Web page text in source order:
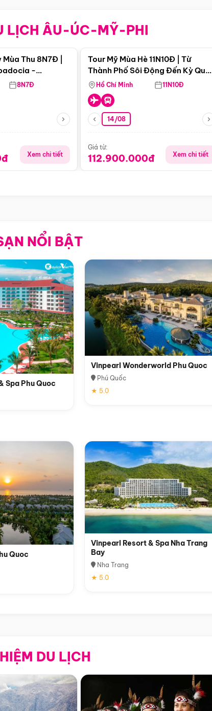
LỊCH ÂU-ÚC-MỸ-PHI
Điểm nổi bật
Thu 8N7Đ |
-
8N7Đ
Xem chi tiết
Tour Mỹ Mùa Hè 11N10Đ | Từ
Thành Phố Sôi Động Đến Kỳ Quan
Thiên Nhiên Mỹ
Hồ Chí Minh 11N10Đ
14/08
Giá từ:
112.900.000đ Xem chi tiết
NỔI BẬT
Spa Phu Quoc
Vinpearl Wonderworld Phu Quoc
Phú Quốc
★ 5.0
Quoc
Vinpearl Resort & Spa Nha Trang
Bay
Nha Trang
★ 5.0
DU LỊCH